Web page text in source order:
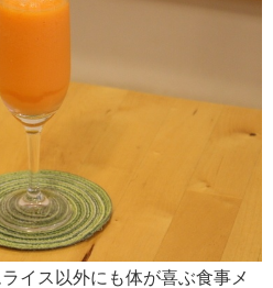
イス以外にも体が喜ぶ食事メ